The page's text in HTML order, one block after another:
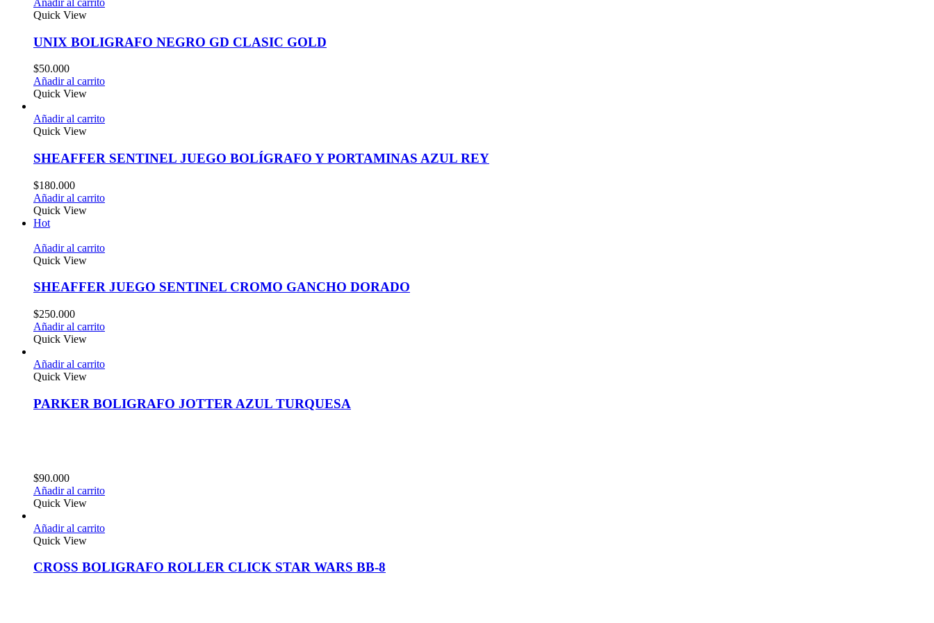
Quick View
UNIX BOLIGRAFO NEGRO GD CLASIC GOLD
$50.000
Añadir al carrito
Quick View
Añadir al carrito
Quick View
SHEAFFER SENTINEL JUEGO BOLÍGRAFO Y PORTAMINAS AZUL REY
$180.000
Añadir al carrito
Quick View
Hot
Añadir al carrito
Quick View
SHEAFFER JUEGO SENTINEL CROMO GANCHO DORADO
$250.000
Añadir al carrito
Quick View
Añadir al carrito
Quick View
PARKER BOLIGRAFO JOTTER AZUL TURQUESA
$90.000
Añadir al carrito
Quick View
Añadir al carrito
Quick View
CROSS BOLIGRAFO ROLLER CLICK STAR WARS BB-8